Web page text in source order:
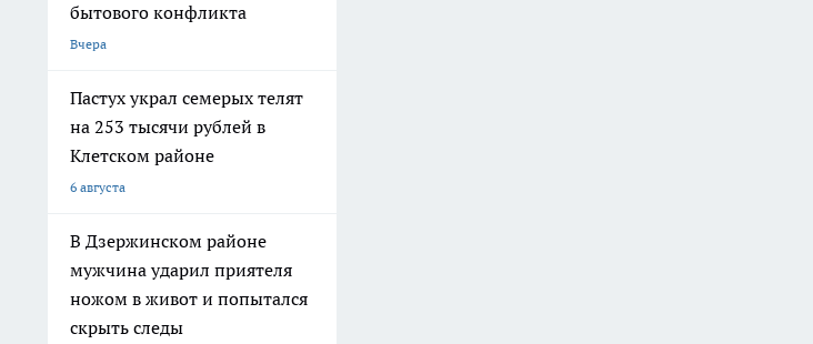
бытового конфликта
Вчера
Пастух украл семерых телят
на 253 тысячи рублей в
Клетском районе
6 августа
В Дзержинском районе
мужчина ударил приятеля
ножом в живот и попытался
скрыть следы